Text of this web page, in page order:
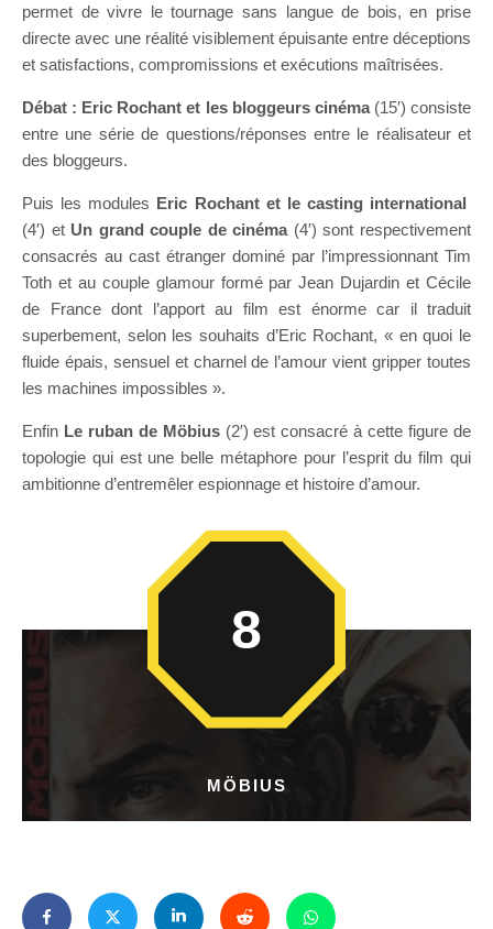
permet de vivre le tournage sans langue de bois, en prise
directe avec une réalité visiblement épuisante entre déceptions
et satisfactions, compromissions et exécutions maîtrisées.
Débat : Eric Rochant et les bloggeurs cinéma(15′) consiste
entre une série de questions/réponses entre le réalisateur et
des bloggeurs.
Puis les modules Eric Rochant et le casting international
(4′) et Un grand couple de cinéma(4′) sont respectivement
consacrés au cast étranger dominé par l’impressionnant Tim
Toth et au couple glamour formé par Jean Dujardin et Cécile
de France dont l’apport au film est énorme car il traduit
superbement, selon les souhaits d’Eric Rochant, « en quoi le
fluide épais, sensuel et charnel de l’amour vient gripper toutes
les machines impossibles ».
Enfin Le ruban de Möbius(2′) est consacré à cette figure de
topologie qui est une belle métaphore pour l’esprit du film qui
ambitionne d’entremêler espionnage et histoire d’amour.
MÖBIUS
8